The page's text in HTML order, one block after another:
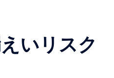
いリスク